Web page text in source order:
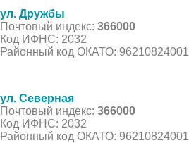
ул. Дружбы
Почтовый индекс: 366000
Код ИФНС: 2032
Районный код ОКАТО: 96210824001
ул. Северная
Почтовый индекс: 366000
Код ИФНС: 2032
Районный код ОКАТО: 96210824001